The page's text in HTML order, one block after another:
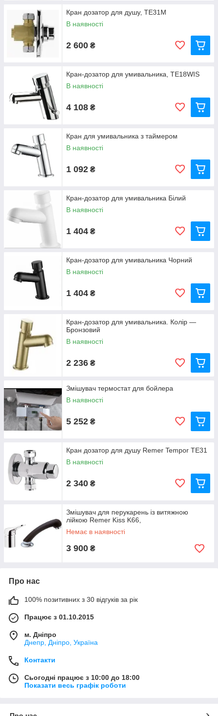
Кран дозатор для душу, TE31M
В наявності
2 600 ₴
Кран-дозатор для умивальника, TE18WIS
В наявності
4 108 ₴
Кран для умивальника з таймером
В наявності
1 092 ₴
Кран-дозатор для умивальника Білий
В наявності
1 404 ₴
Кран-дозатор для умивальника Чорний
В наявності
1 404 ₴
Кран-дозатор для умивальника. Колір —
Бронзовий
В наявності
2 236 ₴
Змішувач термостат для бойлера
В наявності
5 252 ₴
Кран дозатор для душу Remer Tempor TE31
В наявності
2 340 ₴
Змішувач для перукарень із витяжною
лійкою Remer Kiss K66,
Немає в наявності
3 900 ₴
Про нас
100% позитивних з 30 відгуків за рік
Працює з 01.10.2015
м. Дніпро
Днепр, Дніпро, Україна
Контакти
Сьогодні працює з 10:00 до 18:00
Показати весь графік роботи